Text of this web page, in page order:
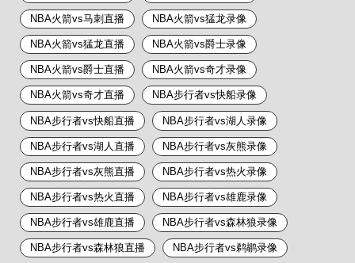
NBA火箭vs马刺直播 NBA火箭vs猛龙录像
NBA火箭vs猛龙直播 NBA火箭vs爵士录像
NBA火箭vs爵士直播 NBA火箭vs奇才录像
NBA火箭vs奇才直播 NBA步行者vs快船录像
NBA步行者vs快船直播 NBA步行者vs湖人录像
NBA步行者vs湖人直播 NBA步行者vs灰熊录像
NBA步行者vs灰熊直播 NBA步行者vs热火录像
NBA步行者vs热火直播 NBA步行者vs雄鹿录像
NBA步行者vs雄鹿直播 NBA步行者vs森林狼录像
NBA步行者vs森林狼直播 NBA步行者vs鹈鹕录像